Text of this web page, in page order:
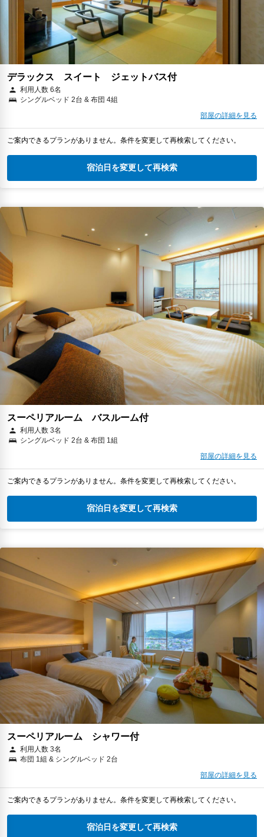
デラックス スイート ジェットバス付
利用人数 6名
シングルベッド 2台 & 布団 4組
部屋の詳細を見る
ご案内できるプランがありません。条件を変更して再検索してください。
宿泊日を変更して再検索
スーペリアルーム バスルーム付
利用人数 3名
シングルベッド 2台 & 布団 1組
部屋の詳細を見る
ご案内できるプランがありません。条件を変更して再検索してください。
宿泊日を変更して再検索
スーペリアルーム シャワー付
利用人数 3名
布団 1組 & シングルベッド 2台
部屋の詳細を見る
ご案内できるプランがありません。条件を変更して再検索してください。
宿泊日を変更して再検索